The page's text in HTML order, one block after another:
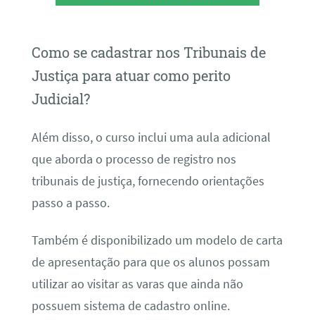
Como se cadastrar nos Tribunais de
Justiça para atuar como perito
Judicial?
Além disso, o curso inclui uma aula adicional
que aborda o processo de registro nos
tribunais de justiça, fornecendo orientações
passo a passo.
Também é disponibilizado um modelo de carta
de apresentação para que os alunos possam
utilizar ao visitar as varas que ainda não
possuem sistema de cadastro online.